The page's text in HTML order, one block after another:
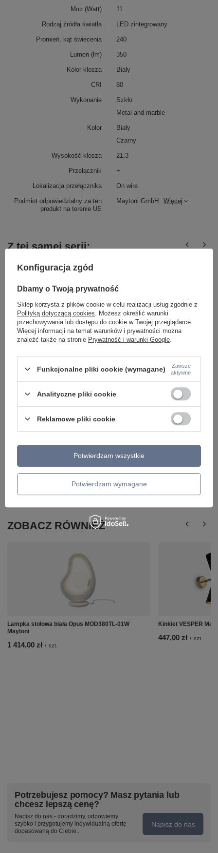
Podmiot odpowiedzialny za ten
produkt na terenie UE
Maytoni GmbH Więcej
Moc (Watt) 11
Rodzaj źródła światła LED zintegrowany
Promień, kąt świecenia 240
Lumen (lm) 350
Kolor klosza Biały
CRI 80
Wykonanie
Szkło
Metal and marble
Kolor
Biały
Czarny
Wysokość klosza 21,3
Przełącznik +
Lokalizacja przełącznika On wire
Z tej samej serii:
Pojedyńcza lampa wisząca biała 1xG9 Kyoto
/ szt.
Czarna oprawa
80,00 zł / szt.
ZOBACZ RÓWNIEŻ
Lampka stołowa biała Opus MOD380TL-01W
Maytoni
1 414,00 zł / szt.
Kinkiet VESPER
447,00 zł / szt.
Potrzebujesz pomocy? Masz pytania lub
chcesz lepszą cenę?
Napisz do nas - doradzimy, odpowiemy
szybko i przygotujemy indywidualną ofertę
dopasowaną do Ciebie..
Napisz do nas
Konfiguracja zgód
Dbamy o Twoją prywatność
Sklep korzysta z plików cookie w celu realizacji usług zgodnie z
Polityką dotyczącą cookies . Możesz określić warunki
przechowywania lub dostępu do cookie w Twojej przeglądarce.
Więcej informacji na temat warunków i prywatności można
znaleźć także na stronie Prywatność i warunki Google
Funkcjonalne pliki cookie (wymagane)
Zawsze
aktywne
Analityczne pliki cookie
Reklamowe pliki cookie
Potwierdzam wymagane
Potwierdzam wszystkie